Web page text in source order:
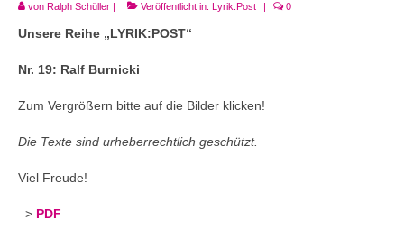
Veranstaltungen
Andenken
Neuerscheinungen von Mitgliedern
Ausschreibungen
Leipziger Lyrikbibliothek
Lyrikschaufenster im Literaturhaus Leipzig
von Ralph Schüller | Veröffentlicht in: Lyrik:Post | 0
Unsere Reihe „LYRIK:POST“
Nr. 19: Ralf Burnicki
Zum Vergrößern bitte auf die Bilder klicken!
Die Texte sind urheberrechtlich geschützt.
Viel Freude!
–> PDF